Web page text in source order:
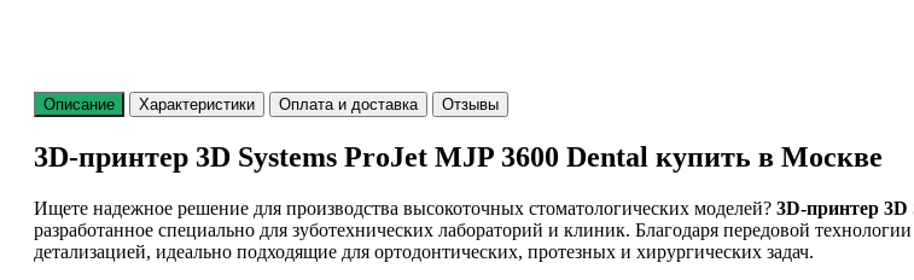
Описание Характеристики Оплата и доставка Отзывы
3D-принтер 3D Systems ProJet MJP 3600 Dental купить в Москве
Ищете надежное решение для производства высокоточных стоматологических моделей? 3D-принтер 3D
разработанное специально для зуботехнических лабораторий и клиник. Благодаря передовой технологии
детализацией, идеально подходящие для ортодонтических, протезных и хирургических задач.